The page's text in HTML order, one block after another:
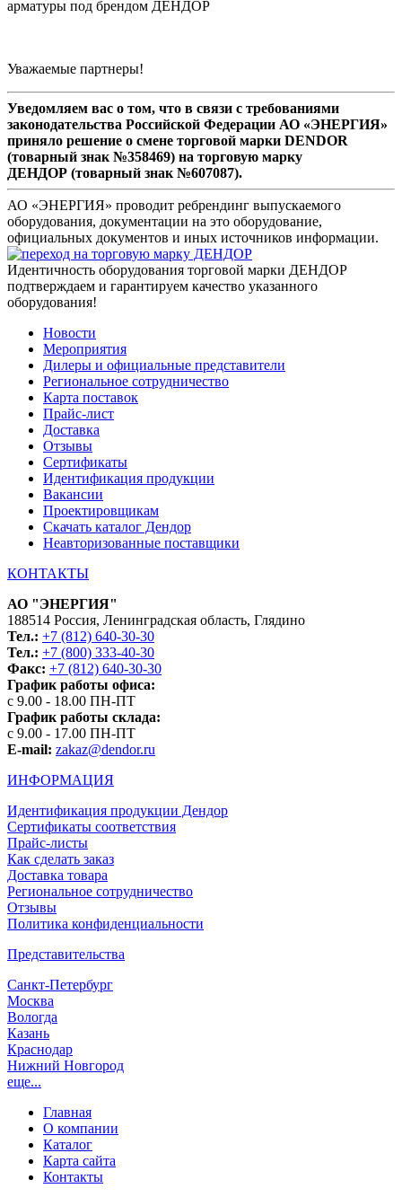
Уважаемые партнеры!
Уведомляем вас о том, что в связи с требованиями
законодательства Российской Федерации АО «ЭНЕРГИЯ»
приняло решение о смене торговой марки DENDOR
(товарный знак №358469) на торговую марку
ДЕНДОР (товарный знак №607087).
АО «ЭНЕРГИЯ» проводит ребрендинг выпускаемого
оборудования, документации на это оборудование,
официальных документов и иных источников информации.
Идентичность оборудования торговой марки ДЕНДОР
подтверждаем и гарантируем качество указанного
оборудования!
Новости
Мероприятия
Дилеры и официальные представители
Региональное сотрудничество
Карта поставок
Прайс-лист
Доставка
Отзывы
Сертификаты
Идентификация продукции
Вакансии
Проектировщикам
Скачать каталог Дендор
Неавторизованные поставщики
КОНТАКТЫ
АО "ЭНЕРГИЯ"
188514 Россия, Ленинградская область, Глядино
Тел.: +7 (812) 640-30-30
Тел.: +7 (800) 333-40-30
Факс: +7 (812) 640-30-30
График работы офиса:
с 9.00 - 18.00 ПН-ПТ
График работы склада:
с 9.00 - 17.00 ПН-ПТ
E-mail: zakaz@dendor.ru
ИНФОРМАЦИЯ
Идентификация продукции Дендор
Сертификаты соответствия
Прайс-листы
Как сделать заказ
Доставка товара
Региональное сотрудничество
Отзывы
Политика конфиденциальности
Представительства
Санкт-Петербург
Москва
Вологда
Казань
Краснодар
Нижний Новгород
еще...
Главная
О компании
Каталог
Карта сайта
Контакты